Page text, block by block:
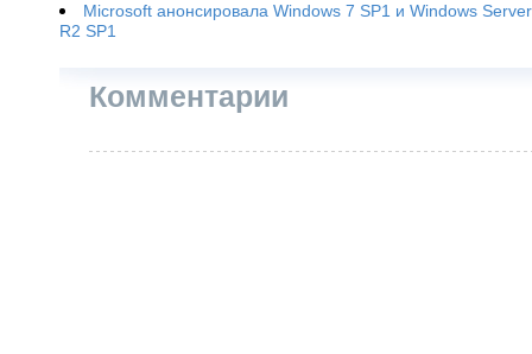
Microsoft анонсировала Windows 7 SP1 и Windows
R2 SP1
Комментарии